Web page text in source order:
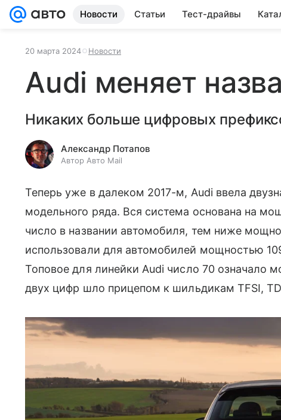
Новости Статьи Тест-драйвы
20 марта 2024 Новости
Audi меняет
Никаких больше цифровых
Александр Потапов
Автор Авто Mail
Теперь уже в далеком 2017-м, Audi ввела
модельного ряда. Вся система основана на
число в названии автомобиля, тем ниже
использовали для автомобилей мощностью
Топовое для линейки Audi число 70 означало
двух цифр шло прицепом к шильдикам TFSI,